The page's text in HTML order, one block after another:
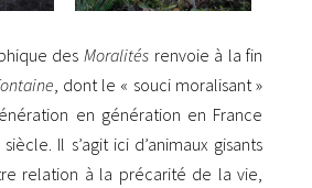
des Moralités renvoie à la fin
, dont le « souci moralisant »
en génération en France
Il s’agit ici d’animaux gisants
relation à la précarité de la vie,